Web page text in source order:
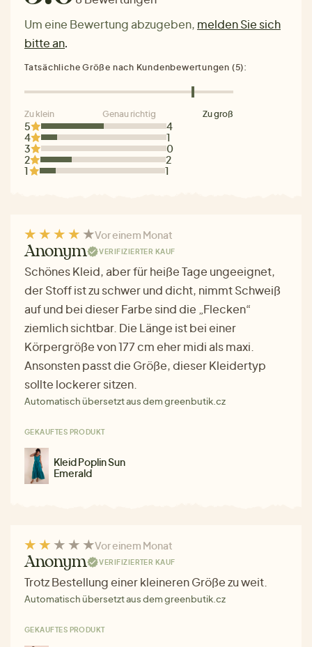
Um eine Bewertung abzugeben, melden Sie sich
bitte an.
5
4
4
1
3
0
2
2
1
1
Tatsächliche Größe nach Kundenbewertungen (5):
Zu klein Genau richtig Zu groß
Vor einem Monat
Anonym VERIFIZIERTER KAUF
Schönes Kleid, aber für heiße Tage ungeeignet,
der Stoff ist zu schwer und dicht, nimmt Schweiß
auf und bei dieser Farbe sind die „Flecken“
ziemlich sichtbar. Die Länge ist bei einer
Körpergröße von 177 cm eher midi als maxi.
Ansonsten passt die Größe, dieser Kleidertyp
sollte lockerer sitzen.
Automatisch übersetzt aus dem greenbutik.cz
GEKAUFTES PRODUKT
Kleid Poplin Sun
Emerald
Vor einem Monat
Anonym VERIFIZIERTER KAUF
Trotz Bestellung einer kleineren Größe zu weit.
Automatisch übersetzt aus dem greenbutik.cz
GEKAUFTES PRODUKT